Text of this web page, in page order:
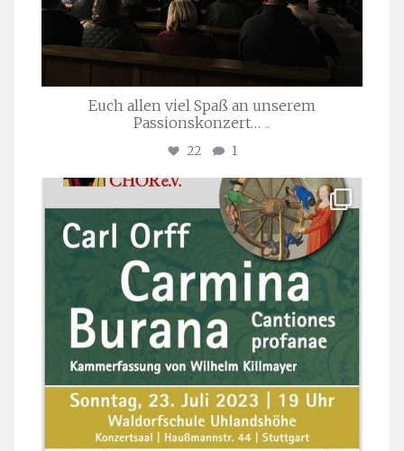
Euch allen viel Spaß an unserem
Passionskonzert… ...
22 1
stuttgarter_oratorienchor
Juli 22